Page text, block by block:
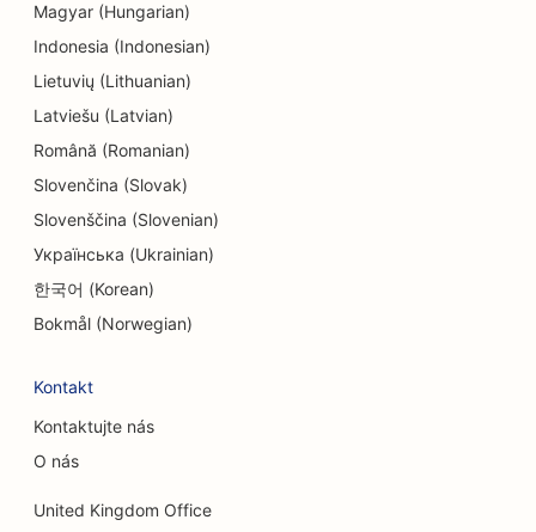
SEO pre zábavu a rekreáciu
SEO pre strojárske firmy
EO pre etnické reštaurácie
SEO pre služby faceliftu
SEO pre rodinné reštaurácie
SEO pre reštaurácie Farm-to-Table
SEO pre reštaurácie Fine Dining
SEO pre reštaurácie rýchleho občerstvenia
Magyar (Hungarian)
Indonesia (Indonesian)
Lietuvių (Lithuanian)
Latviešu (Latvian)
Română (Romanian)
Slovenčina (Slovak)
Slovenščina (Slovenian)
Українська (Ukrainian)
한국어 (Korean)
Bokmål (Norwegian)
Kontakt
Kontaktujte nás
O nás
United Kingdom Office